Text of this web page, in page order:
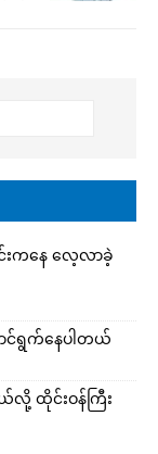
ကနေ လေ့လာခဲ့
င်ရွက်နေပါတယ်
လို့ ထိုင်းဝန်ကြီး